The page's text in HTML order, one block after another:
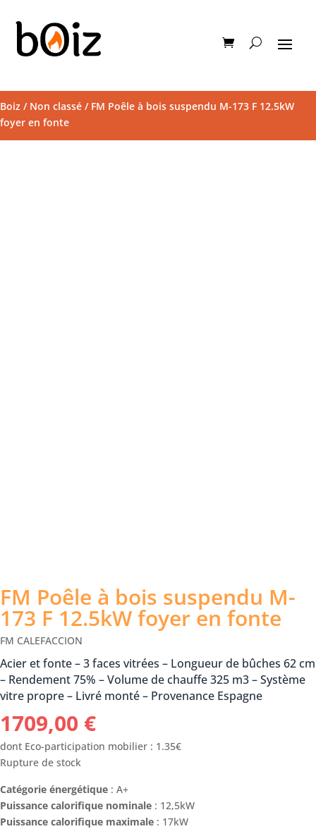
Boiz / Non classé / FM Poêle à bois suspendu M-173 F 12.5kW
foyer en fonte
FM Poêle à bois suspendu M-
173 F 12.5kW foyer en fonte
FM CALEFACCION
Acier et fonte – 3 faces vitrées – Longueur de bûches 62 cm
– Rendement 75% – Volume de chauffe 325 m3 – Système
vitre propre – Livré monté – Provenance Espagne
1709,00 €
dont Eco-participation mobilier : 1.35€
Rupture de stock
Catégorie énergétique : A+
Puissance calorifique nominale : 12,5kW
Puissance calorifique maximale : 17kW